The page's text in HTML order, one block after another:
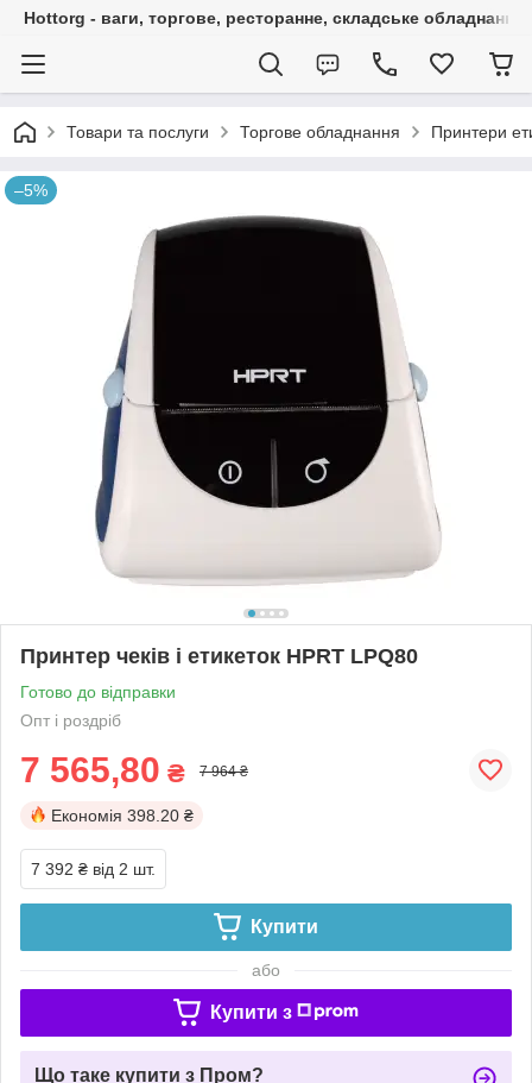
Hottorg - ваги, торгове, ресторанне, складське обладнання
Товари та послуги Торгове обладнання Принтери
–5%
Принтер чеків і етикеток HPRT LPQ80
Готово до відправки
Опт і роздріб
7 565,80 ₴ 7 964 ₴
Економія 398.20 ₴
7 392 ₴ від 2 шт.
Купити
або
Купити з
Що таке купити з Пром?